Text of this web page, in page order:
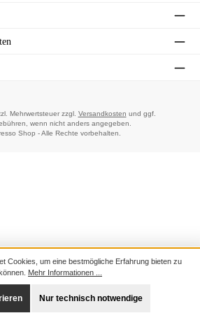
Mehrwertsteuer zzgl. Versandkosten und ggf.
wenn nicht anders angegeben.
Shop - Alle Rechte vorbehalten.
Cookies, um eine bestmögliche Erfahrung bieten zu
Mehr Informationen ...
Nur technisch notwendige